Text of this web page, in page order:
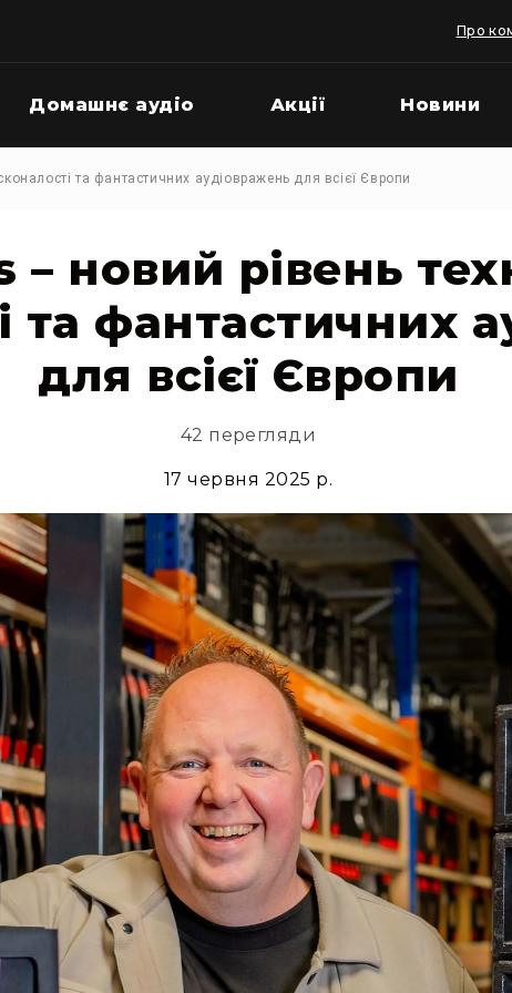
Про
Домашнє аудіо Акції Новини
та фантастичних аудіовражень для всієї Європи
– новий рівень
та фантастичних
для всієї Європи
42 перегляди
17 червня 2025 р.